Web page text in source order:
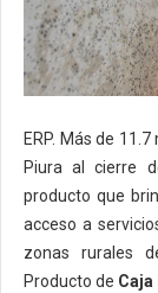
ERP. Más de
Piura al cierre
producto que
acceso a
zonas rurales
Producto de Caja